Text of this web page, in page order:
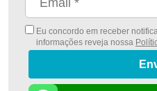
Eu concordo em receber
informações reveja nossa